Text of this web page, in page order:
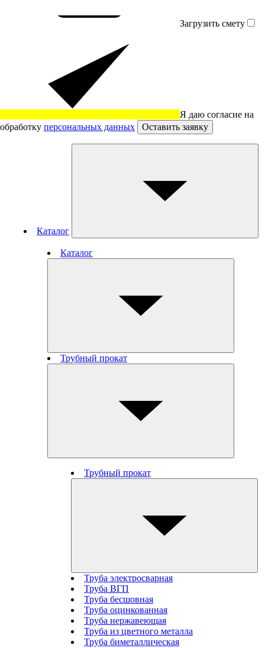
Загрузить смету
Я даю согласие на
обработку персональных данных Оставить заявку
Каталог
Каталог
Трубный прокат
Трубный прокат
Труба электросварная
Труба ВГП
Труба бесшовная
Труба оцинкованная
Труба нержавеющая
Труба из цветного металла
Труба биметаллическая